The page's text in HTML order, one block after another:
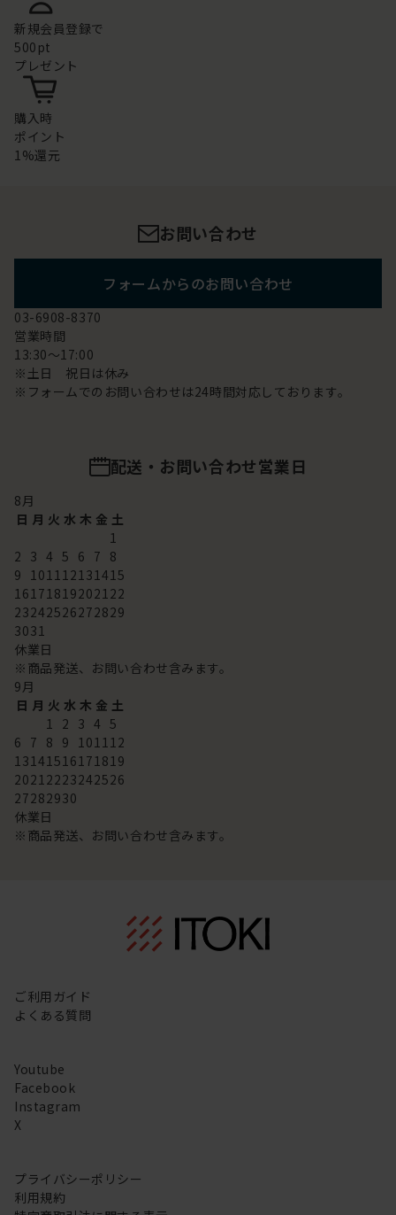
新規会員登録で
500pt
プレゼント
購入時
ポイント
1%還元
お問い合わせ
フォームからのお問い合わせ
03-6908-8370
営業時間
13:30～17:00
※土日 祝日は休み
※フォームでのお問い合わせは24時間対応しております。
配送・お問い合わせ営業日
8月
日 月 火 水 木 金 土
1
2 3 4 5 6 7 8
9 101112131415
16171819202122
23242526272829
3031
休業日
※商品発送、お問い合わせ含みます。
9月
日 月 火 水 木 金 土
1 2 3 4 5
6 7 8 9 101112
13141516171819
20212223242526
27282930
休業日
※商品発送、お問い合わせ含みます。
ご利用ガイド
よくある質問
Youtube
Facebook
Instagram
X
プライバシーポリシー
利用規約